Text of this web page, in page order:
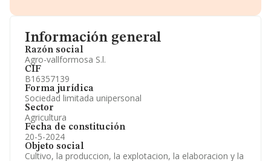
Información general
Razón social
Agro-vallformosa S.l.
CIF
B16357139
Forma jurídica
Sociedad limitada unipersonal
Sector
Agricultura
Fecha de constitución
20-5-2024
Objeto social
Cultivo, la produccion, la explotacion, la elaboracion y la
Información oficial y registral complementaria.